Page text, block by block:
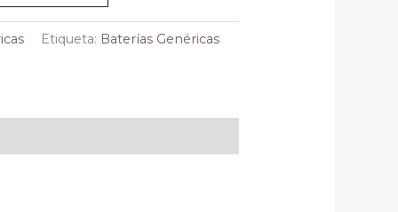
Etiqueta: Baterías Genéricas